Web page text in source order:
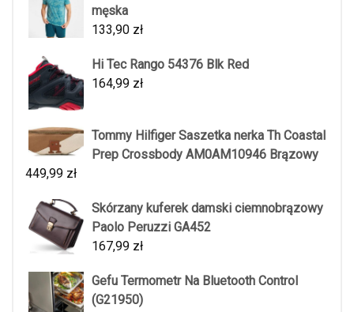
męska
133,90 zł
Hi Tec Rango 54376 Blk Red
164,99 zł
Tommy Hilfiger Saszetka nerka Th Coastal
Prep Crossbody AM0AM10946 Brązowy
449,99 zł
Skórzany kuferek damski ciemnobrązowy
Paolo Peruzzi GA452
167,99 zł
Gefu Termometr Na Bluetooth Control
(G21950)